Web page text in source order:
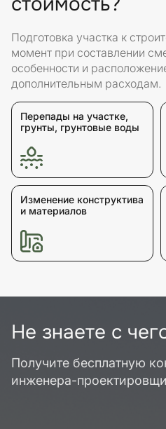
Подготовка участка к
момент при составлении
особенности и
дополнительным расходам.
Перепады на участке,
грунты, грунтовые воды
Изменение конструктива
и материалов
Не знаете с
Получите бесплатную
инженера-